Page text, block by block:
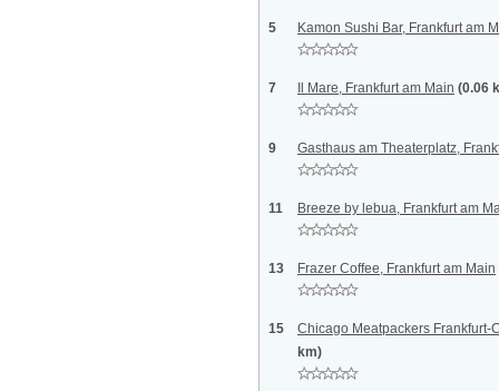
5 Kamon Sushi Bar, Frankfurt am
7 Il Mare, Frankfurt am Main (0.06
9 Gasthaus am Theaterplatz,
11 Breeze by lebua, Frankfurt am
13 Frazer Coffee, Frankfurt am Main
15
Chicago Meatpackers Frankfurt-
km)